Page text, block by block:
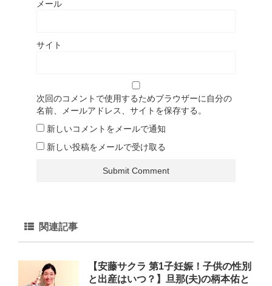
メール
サイト
次回のコメントで使用するためブラウザーに自分の
名前、メールアドレス、サイトを保存する。
新しいコメントをメールで通知
新しい投稿をメールで受け取る
関連記事
【安藤サクラ 第1子妊娠！子供の性別
と出産はいつ？】旦那(夫)の柄本佑と